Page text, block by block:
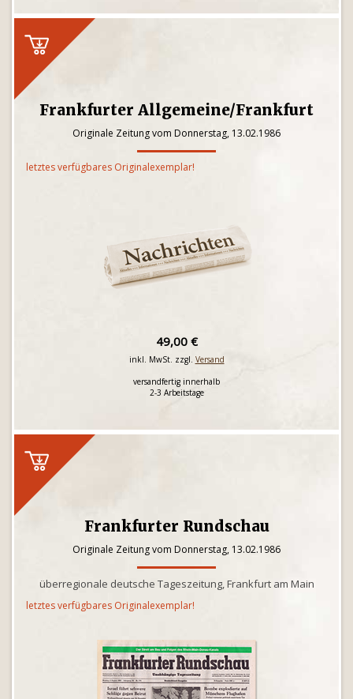
Frankfurter Allgemeine/Frankfurt
Originale Zeitung vom Donnerstag, 13.02.1986
letztes verfügbares Originalexemplar!
49,00 €
inkl. MwSt. zzgl. Versand
versandfertig innerhalb
2-3 Arbeitstage
Frankfurter Rundschau
Originale Zeitung vom Donnerstag, 13.02.1986
überregionale deutsche Tageszeitung, Frankfurt am Main
letztes verfügbares Originalexemplar!